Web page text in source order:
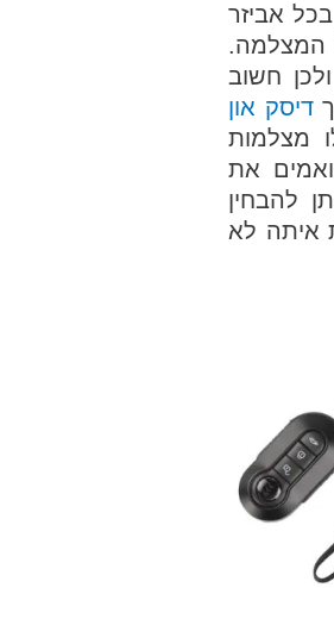
אביזר
המצלמה.
חשוב
דיסק און
מצלמות
את
להבחין
איתה לא